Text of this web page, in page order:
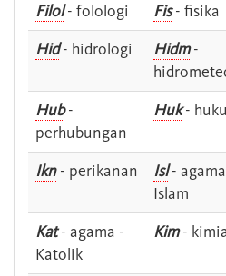
Filol- folologi Fis- fisika
Hid- hidrologi Hidm-
Hub-
perhubungan
Huk-
Ikn- perikanan Isl-
Islam
Kat- agama -
Katolik
Kim-